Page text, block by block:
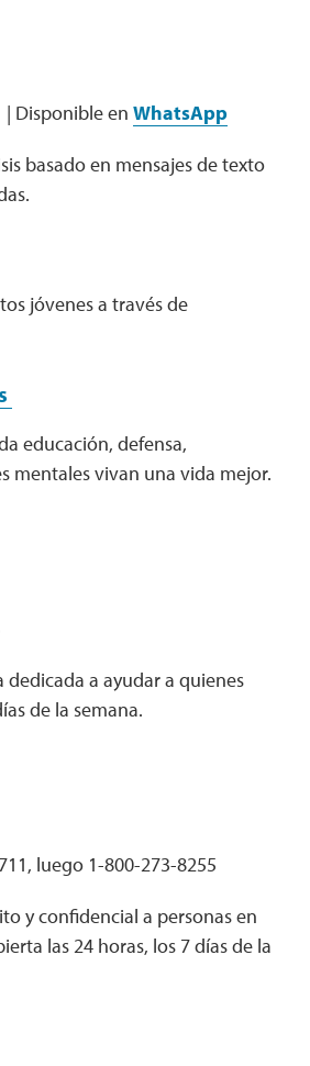
| Disponible en WhatsApp
basado en mensajes de texto
jóvenes a través de
educación, defensa,
mentales vivan una vida mejor.
a ayudar a quienes
de la semana.
luego 1-800-273-8255
y confidencial a personas en
las 24 horas, los 7 días de la